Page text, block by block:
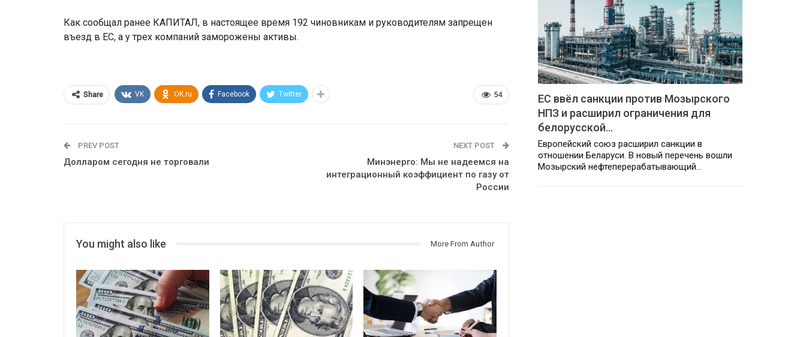
Как сообщал ранее КАПИТАЛ, в настоящее время 192 чиновникам и руководителям запрещен
въезд в ЕС, а у трех компаний заморожены активы.
54
Share VK OK.ru Facebook Twitter
PREV POST
Долларом сегодня не торговали
NEXT POST
Минэнерго: Мы не надеемся на
интеграционный коэффициент по газу от
России
You might also like More From Author
ЕС ввёл санкции против Мозырского
НПЗ и расширил ограничения для
белорусской…
Европейский союз расширил санкции в
отношении Беларуси. В новый перечень вошли
Мозырский нефтеперерабатывающий…